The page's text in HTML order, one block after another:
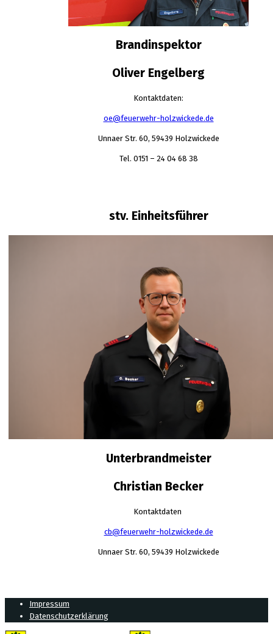
Brandinspektor
Oliver Engelberg
Kontaktdaten:
oe@feuerwehr-holzwickede.de
Unnaer Str. 60, 59439 Holzwickede
Tel. 0151 – 24 04 68 38
stv. Einheitsführer
Unterbrandmeister
Christian Becker
Kontaktdaten
cb@feuerwehr-holzwickede.de
Unnaer Str. 60, 59439 Holzwickede
Impressum
Datenschutzerklärung